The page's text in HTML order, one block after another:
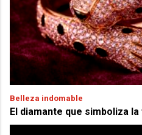
Belleza indomable
El diamante que simboliza